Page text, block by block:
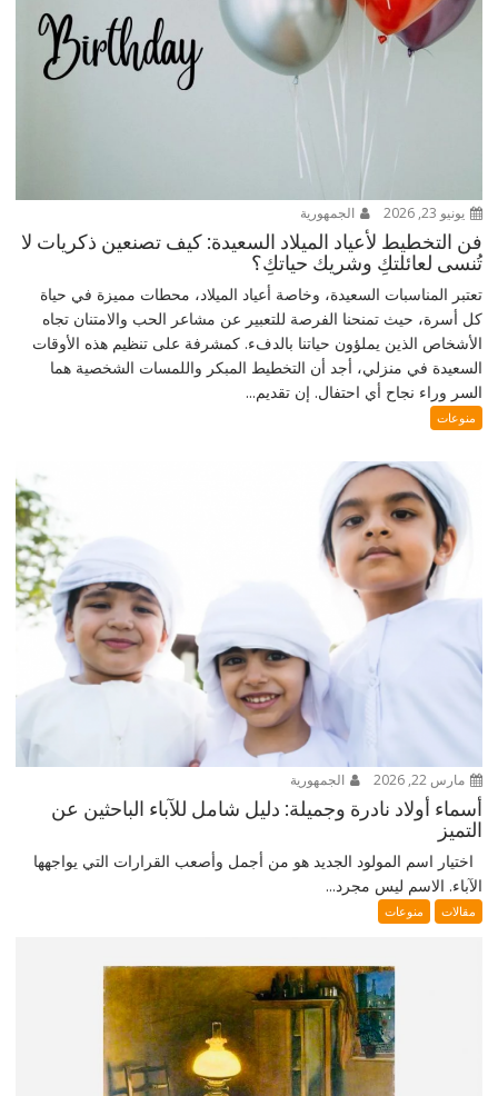
يونيو 23, 2026 الجمهورية
فن التخطيط لأعياد الميلاد السعيدة: كيف تصنعين ذكريات لا
تُنسى لعائلتكِ وشريك حياتكِ؟
تعتبر المناسبات السعيدة، وخاصة أعياد الميلاد، محطات مميزة في حياة
كل أسرة، حيث تمنحنا الفرصة للتعبير عن مشاعر الحب والامتنان تجاه
الأشخاص الذين يملؤون حياتنا بالدفء. كمشرفة على تنظيم هذه الأوقات
السعيدة في منزلي، أجد أن التخطيط المبكر واللمسات الشخصية هما
السر وراء نجاح أي احتفال. إن تقديم...
منوعات
مارس 22, 2026 الجمهورية
أسماء أولاد نادرة وجميلة: دليل شامل للآباء الباحثين عن
التميز
اختيار اسم المولود الجديد هو من أجمل وأصعب القرارات التي يواجهها
الآباء. الاسم ليس مجرد...
مقالات منوعات